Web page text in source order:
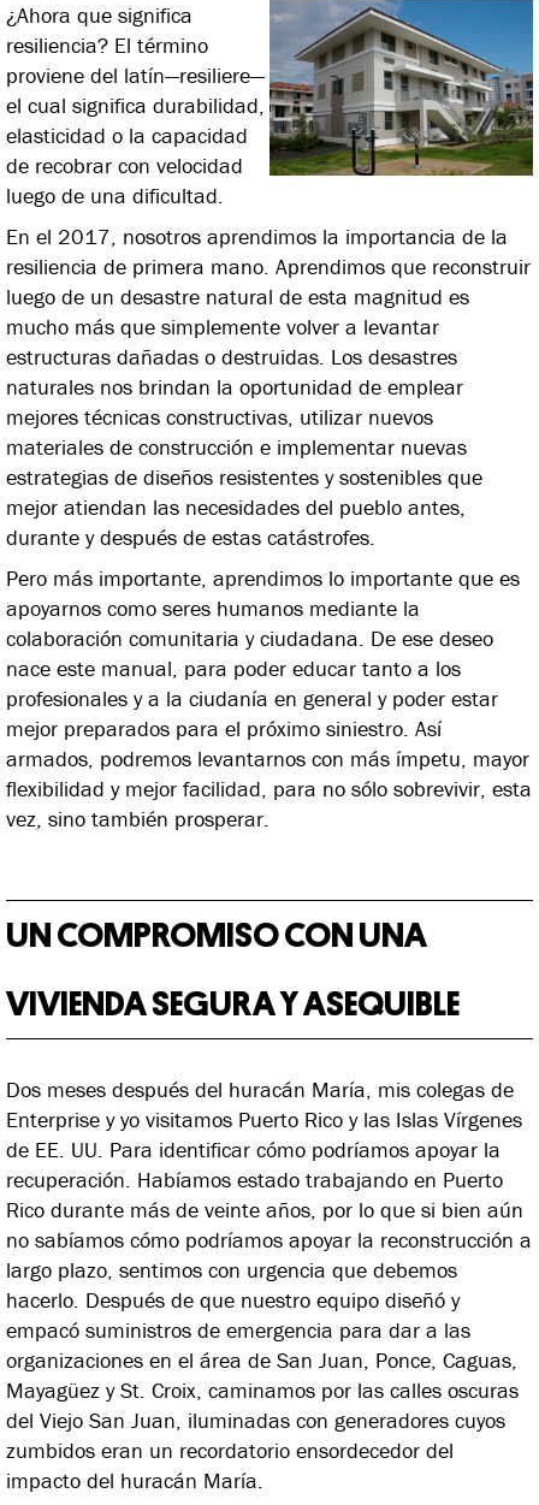
¿Ahora que significa
resiliencia? El término
proviene del latín—resiliere—
el cual significa durabilidad,
elasticidad o la capacidad
de recobrar con velocidad
luego de una dificultad.
En el 2017, nosotros aprendimos la importancia de la
resiliencia de primera mano. Aprendimos que reconstruir
luego de un desastre natural de esta magnitud es
mucho más que simplemente volver a levantar
estructuras dañadas o destruidas. Los desastres
naturales nos brindan la oportunidad de emplear
mejores técnicas constructivas, utilizar nuevos
materiales de construcción e implementar nuevas
estrategias de diseños resistentes y sostenibles que
mejor atiendan las necesidades del pueblo antes,
durante y después de estas catástrofes.
Pero más importante, aprendimos lo importante que es
apoyarnos como seres humanos mediante la
colaboración comunitaria y ciudadana. De ese deseo
nace este manual, para poder educar tanto a los
profesionales y a la ciudanía en general y poder estar
mejor preparados para el próximo siniestro. Así
armados, podremos levantarnos con más ímpetu, mayor
flexibilidad y mejor facilidad, para no sólo sobrevivir, esta
vez, sino también prosperar.
UN COMPROMISO CON UNA
VIVIENDASEGURA Y ASEQUIBLE
Dos meses después del huracán María, mis colegas de
Enterprise y yo visitamos Puerto Rico y las Islas Vírgenes
de EE. UU. Para identificar cómo podríamos apoyar la
recuperación. Habíamos estado trabajando en Puerto
Rico durante más de veinte años, por lo que si bien aún
no sabíamos cómo podríamos apoyar la reconstrucción a
largo plazo, sentimos con urgencia que debemos
hacerlo. Después de que nuestro equipo diseñó y
empacó suministros de emergencia para dar a las
organizaciones en el área de San Juan, Ponce, Caguas,
Mayagüez y St. Croix, caminamos por las calles oscuras
del Viejo San Juan, iluminadas con generadores cuyos
zumbidos eran un recordatorio ensordecedor del
impacto del huracán María.